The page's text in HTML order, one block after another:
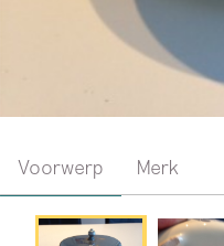
Voorwerp Merk